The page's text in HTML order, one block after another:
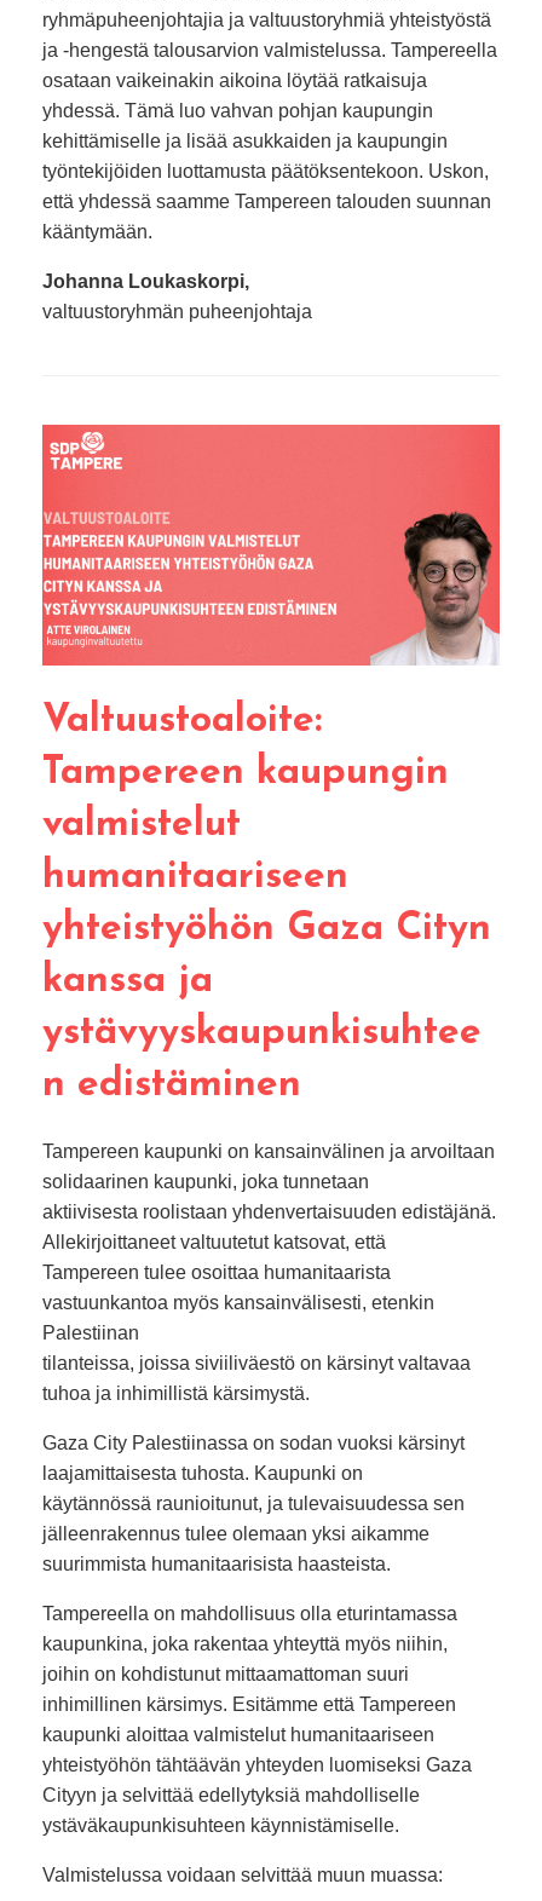
ryhmäpuheenjohtajia ja valtuustoryhmiä yhteistyöstä
ja -hengestä talousarvion valmistelussa. Tampereella
osataan vaikeinakin aikoina löytää ratkaisuja
yhdessä. Tämä luo vahvan pohjan kaupungin
kehittämiselle ja lisää asukkaiden ja kaupungin
työntekijöiden luottamusta päätöksentekoon. Uskon,
että yhdessä saamme Tampereen talouden suunnan
kääntymään.
Johanna Loukaskorpi,
valtuustoryhmän puheenjohtaja
Valtuustoaloite:
Tampereen kaupungin
valmistelut
humanitaariseen
yhteistyöhön Gaza Cityn
kanssa ja
ystävyyskaupunkisuhtee
n edistäminen
Tampereen kaupunki on kansainvälinen ja arvoiltaan
solidaarinen kaupunki, joka tunnetaan
aktiivisesta roolistaan yhdenvertaisuuden edistäjänä.
Allekirjoittaneet valtuutetut katsovat, että
Tampereen tulee osoittaa humanitaarista
vastuunkantoa myös kansainvälisesti, etenkin
Palestiinan
tilanteissa, joissa siviiliväestö on kärsinyt valtavaa
tuhoa ja inhimillistä kärsimystä.
Gaza City Palestiinassa on sodan vuoksi kärsinyt
laajamittaisesta tuhosta. Kaupunki on
käytännössä raunioitunut, ja tulevaisuudessa sen
jälleenrakennus tulee olemaan yksi aikamme
suurimmista humanitaarisista haasteista.
Tampereella on mahdollisuus olla eturintamassa
kaupunkina, joka rakentaa yhteyttä myös niihin,
joihin on kohdistunut mittaamattoman suuri
inhimillinen kärsimys. Esitämme että Tampereen
kaupunki aloittaa valmistelut humanitaariseen
yhteistyöhön tähtäävän yhteyden luomiseksi Gaza
Cityyn ja selvittää edellytyksiä mahdolliselle
ystäväkaupunkisuhteen käynnistämiselle.
Valmistelussa voidaan selvittää muun muassa: